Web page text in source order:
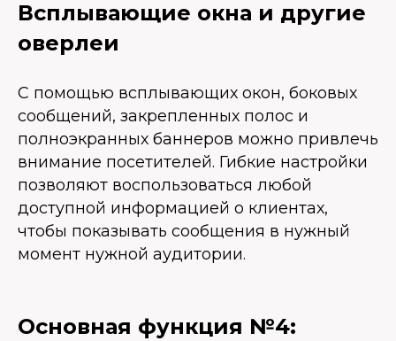
Всплывающие окна и другие
оверлеи
С помощью всплывающих окон, боковых
сообщений, закрепленных полос и
полноэкранных баннеров можно привлечь
внимание посетителей. Гибкие настройки
позволяют воспользоваться любой
доступной информацией о клиентах,
чтобы показывать сообщения в нужный
момент нужной аудитории.
Основная функция №4: